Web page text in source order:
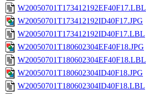
W20050701T173412192EF40F17.LBL
W20050701T173412192ID40F17.JPG
W20050701T173412192ID40F17.LBL
W20050701T180602304EF40F18.JPG
W20050701T180602304EF40F18.LBL
W20050701T180602304ID40F18.JPG
W20050701T180602304ID40F18.LBL